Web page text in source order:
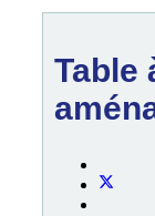
Table